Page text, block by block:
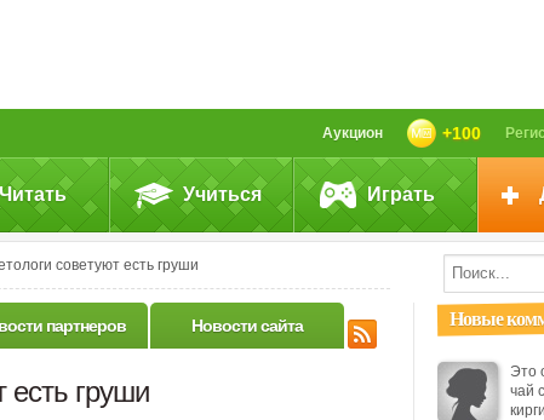
+100
Аукцион
Читать Учиться Играть
советуют есть груши
партнеров Новости сайта
есть груши
Новые
Это
чай